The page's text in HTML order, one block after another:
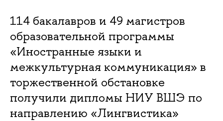
114 бакалавров и 49 магистров
образовательной программы
«Иностранные языки и
межкультурная коммуникация» в
торжественной обстановке
получили дипломы НИУ ВШЭ по
направлению «Лингвистика»